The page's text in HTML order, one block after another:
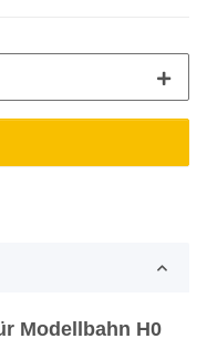
Modellbahn H0